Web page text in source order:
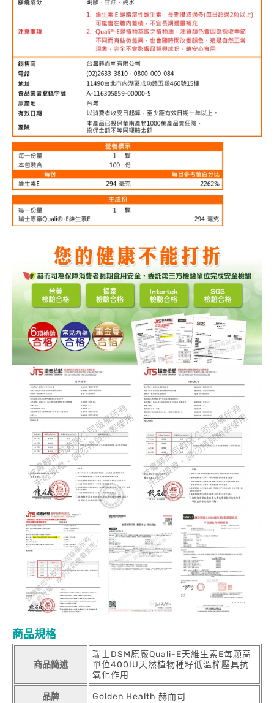
商品規格
商品簡述
瑞士DSM原廠Quali-E天維生素E每顆高
單位400IU天然植物種籽低溫榨壓具抗
氧化作用
品牌 Golden Health 赫而司